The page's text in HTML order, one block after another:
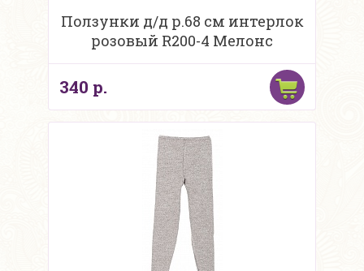
Ползунки д/д р.68 см интерлок
розовый R200-4 Мелонс
340 р.